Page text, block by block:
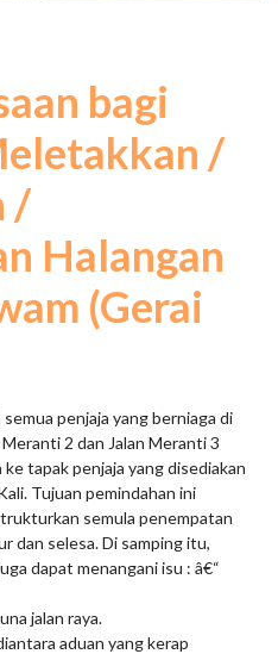
bagi
/
/
Halangan
(Gerai
penjaja yang berniaga di
2 dan Jalan Meranti 3
tapak penjaja yang disediakan
Tujuan pemindahan ini
semula penempatan
dan selesa. Di samping itu,
dapat menangani isu : â€“
jalan raya.
aduan yang kerap